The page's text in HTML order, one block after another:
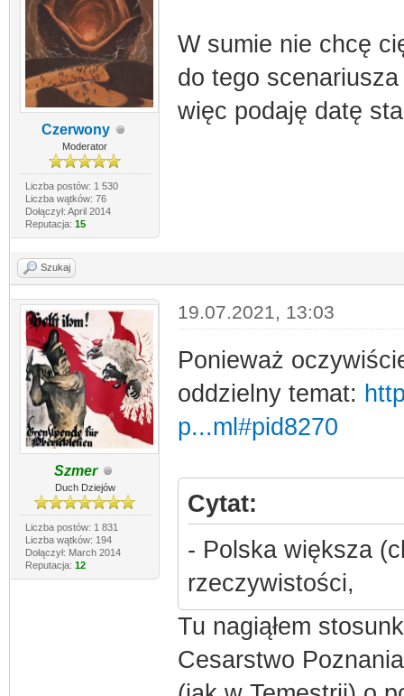
Czerwony
Moderator
Liczba postów: 1 530
Liczba wątków: 76
Dołączył: April 2014
Reputacja: 15
W sumie nie chcę
do tego
więc podaję datę
Szukaj
Szmer
Duch Dziejów
Liczba postów: 1 831
Liczba wątków: 194
Dołączył: March 2014
Reputacja: 12
19.07.2021, 13:03
Ponieważ
oddzielny temat:
p...ml#pid8270
Cytat:
- Polska większa
rzeczywistości,
Tu nagiąłem
Cesarstwo